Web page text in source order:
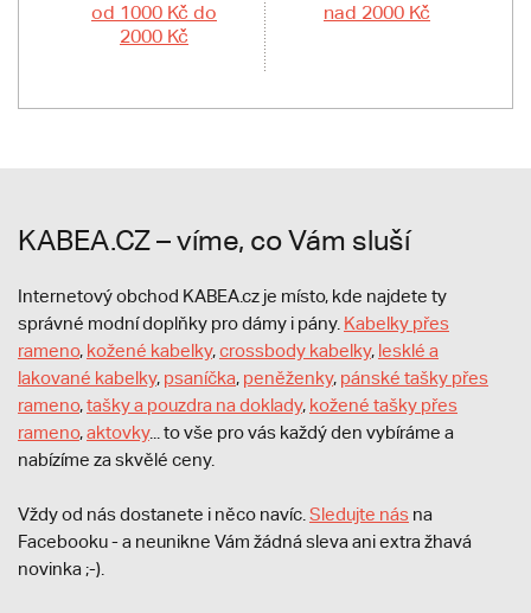
od 1000 Kč do
2000 Kč
nad 2000 Kč
KABEA.CZ – víme, co Vám sluší
Internetový obchod KABEA.cz je místo, kde najdete ty
správné modní doplňky pro dámy i pány. Kabelky přes
rameno, kožené kabelky,crossbody kabelky, lesklé a
lakované kabelky, psaníčka, peněženky, pánské tašky přes
rameno,tašky a pouzdra na doklady, kožené tašky přes
rameno,aktovky... to vše pro vás každý den vybíráme a
nabízíme za skvělé ceny.
Vždy od nás dostanete i něco navíc. Sledujte nás na
Facebooku - a neunikne Vám žádná sleva ani extra žhavá
novinka ;-).